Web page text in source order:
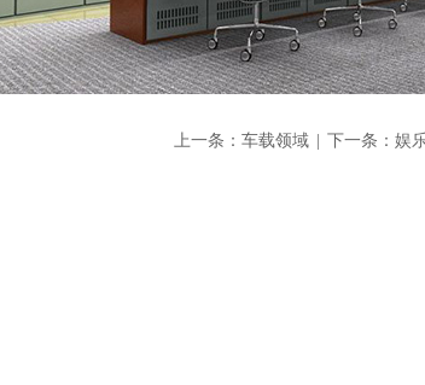
上一条： 车载领域 下一条： 娱